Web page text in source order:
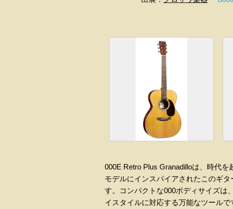
000E Retro Plus Granadilloは、時代
モデルにインスパイアされたこのギ
す。コンパクトな000ボディサイズは
イスタイルに対応する万能なツールで